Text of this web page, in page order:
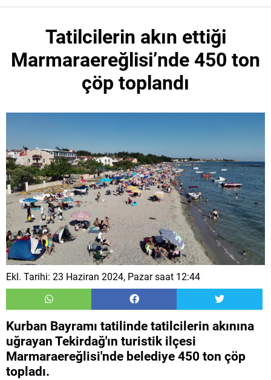
Tatilcilerin akın ettiği
Marmaraereğlisi’nde 450 ton
çöp toplandı
Ekl. Tarihi: 23 Haziran 2024, Pazar saat 12:44
Kurban Bayramı tatilinde tatilcilerin akınına
uğrayan Tekirdağ'ın turistik ilçesi
Marmaraereğlisi'nde belediye 450 ton çöp
topladı.